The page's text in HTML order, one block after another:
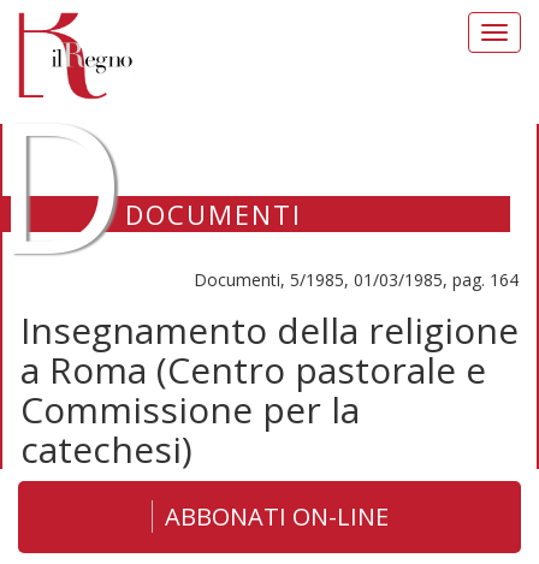
DOCUMENTI
Documenti, 5/1985, 01/03/1985, pag. 164
Insegnamento della religione
a Roma (Centro pastorale e
Commissione per la
catechesi)
ABBONATI ON-LINE